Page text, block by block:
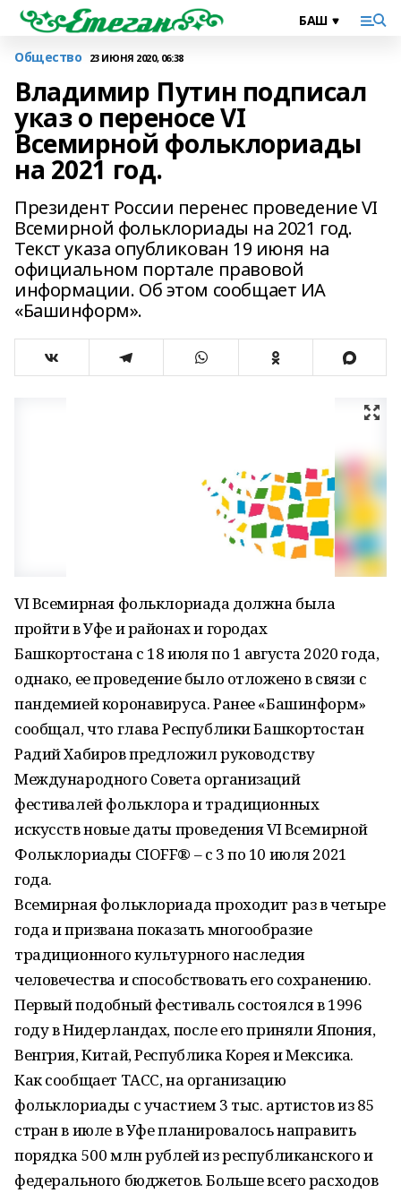
Общество 23 ИЮНЯ 2020, 06:38
Владимир Путин подписал
указ о переносе VI
Всемирной фольклориады
на 2021 год.
Президент России перенес проведение VI
Всемирной фольклориады на 2021 год.
Текст указа опубликован 19 июня на
официальном портале правовой
информации. Об этом сообщает ИА
«Башинформ».
VI Всемирная фольклориада должна была
пройти в Уфе и районах и городах
Башкортостана с 18 июля по 1 августа 2020 года,
однако, ее проведение было отложено в связи с
пандемией коронавируса. Ранее «Башинформ»
сообщал, что глава Республики Башкортостан
Радий Хабиров предложил руководству
Международного Совета организаций
фестивалей фольклора и традиционных
искусств новые даты проведения VI Всемирной
Фольклориады CIOFF® – с 3 по 10 июля 2021
года.
Всемирная фольклориада проходит раз в четыре
года и призвана показать многообразие
традиционного культурного наследия
человечества и способствовать его сохранению.
Первый подобный фестиваль состоялся в 1996
году в Нидерландах, после его приняли Япония,
Венгрия, Китай, Республика Корея и Мексика.
Как сообщает ТАСС, на организацию
фольклориады с участием 3 тыс. артистов из 85
стран в июле в Уфе планировалось направить
порядка 500 млн рублей из республиканского и
федерального бюджетов. Больше всего расходов